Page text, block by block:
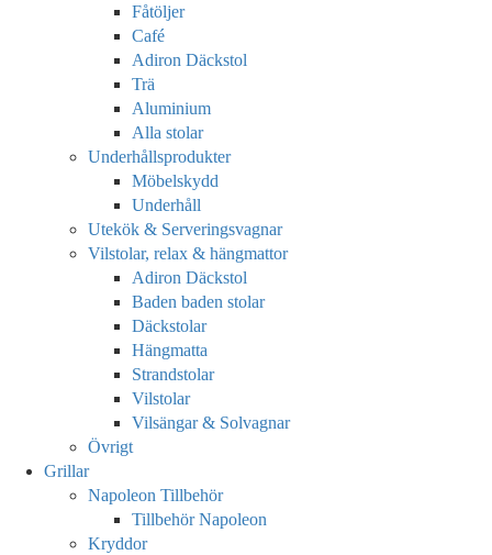
Fåtöljer
Café
Adiron Däckstol
Trä
Aluminium
Alla stolar
Underhållsprodukter
Möbelskydd
Underhåll
Utekök & Serveringsvagnar
Vilstolar, relax & hängmattor
Adiron Däckstol
Baden baden stolar
Däckstolar
Hängmatta
Strandstolar
Vilstolar
Vilsängar & Solvagnar
Övrigt
Grillar
Napoleon Tillbehör
Tillbehör Napoleon
Kryddor